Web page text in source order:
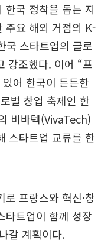
한국 정착을 돕는 지
주요 해외 거점의 K-
국 스타트업의 글로
강조했다. 이어 “프
어 한국이 든든한
벌 창업 축제인 한
비바텍(VivaTech)
스타트업 교류를 한
프랑스와 혁신·창
타트업이 함께 성장
갈 계획이다.